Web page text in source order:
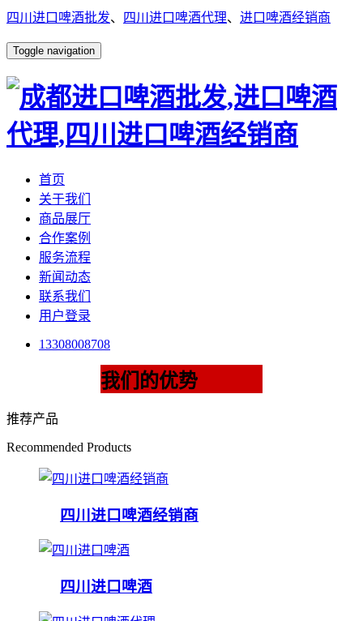
四川进口啤酒批发、 四川进口啤酒代理、 进口啤酒经销商
Toggle navigation
首页
关于我们
商品展厅
合作案例
服务流程
新闻动态
联系我们
用户登录
13308008708
我们的优势
推荐产品
Recommended Products
四川进口啤酒经销商
四川进口啤酒